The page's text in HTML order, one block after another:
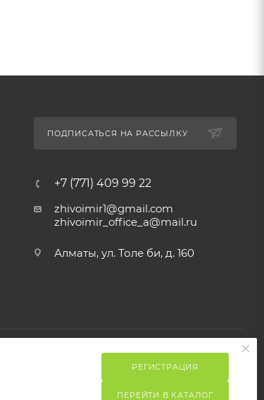
ПОДПИСАТЬСЯ НА РАССЫЛКУ
+7 (771) 409 99 22
zhivoimir1@gmail.com
zhivoimir_office_a@mail.ru
Алматы, ул. Толе би, д. 160
РЕГИСТРАЦИЯ
ПЕРЕЙТИ В КАТАЛОГ